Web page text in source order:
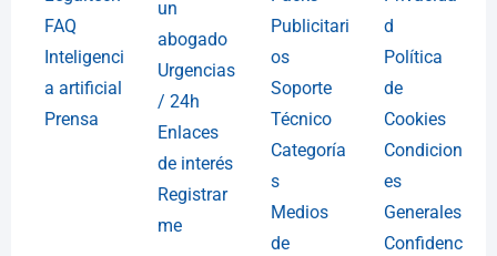
FAQ
Inteligenci
a artificial
Prensa
un
abogado
Urgencias
/ 24h
Enlaces
de interés
Registrar
me
Publicitari
os
Soporte
Técnico
Categoría
s
Medios
de
d
Política
de
Cookies
Condicion
es
Generales
Confidenc